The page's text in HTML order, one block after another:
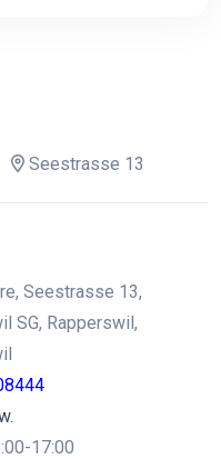
Seestrasse 13
Seestrasse 13,
SG, Rapperswil,
17:00